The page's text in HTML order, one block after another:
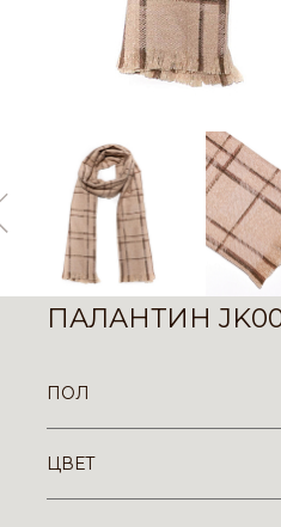
ПАЛАНТИН
ПОЛ
ЦВЕТ